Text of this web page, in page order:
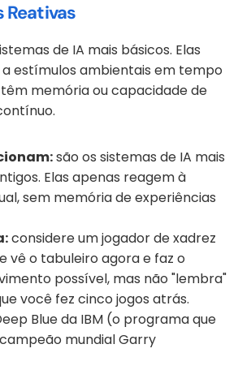
Reativas
de IA mais básicos. Elas
estímulos ambientais em tempo
memória ou capacidade de
são os sistemas de IA mais
Elas apenas reagem à
sem memória de experiências
considere um jogador de xadrez
vê o tabuleiro agora e faz o
possível, mas não "lembra"
você fez cinco jogos atrás.
Blue da IBM (o programa que
mundial Garry